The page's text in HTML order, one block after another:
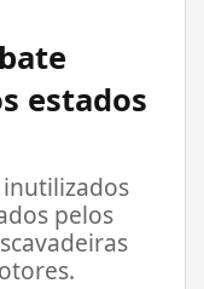
estados
inutilizados
pelos